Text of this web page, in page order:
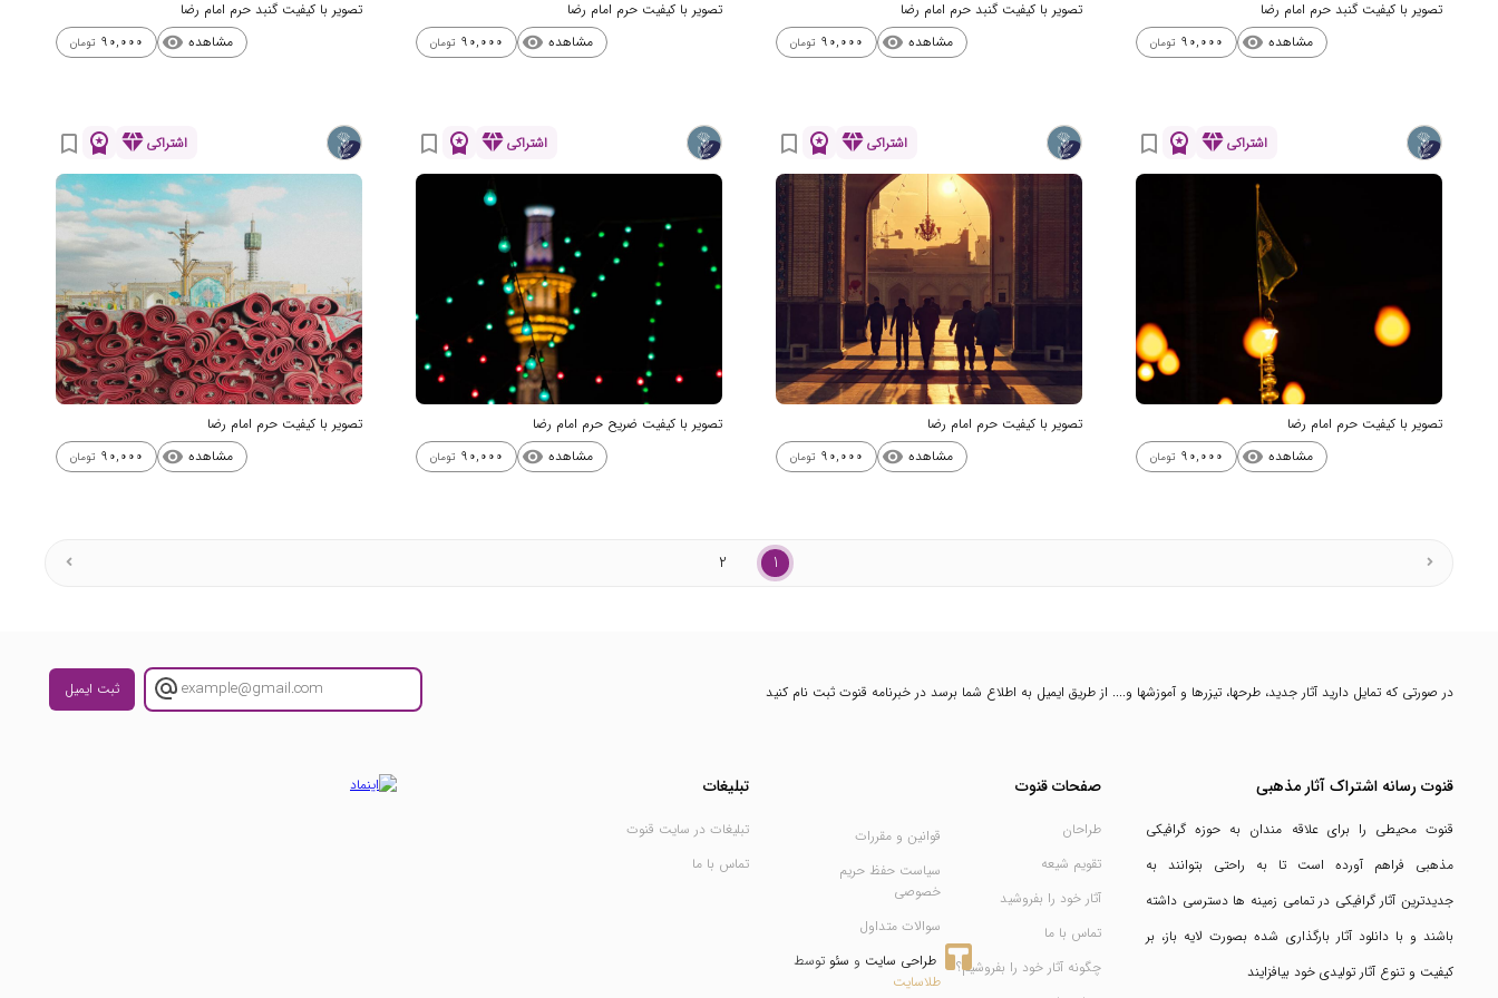
تصویر با کیفیت گنبد حرم امام رضا
مشاهده visibility
90,000 تومان
تصویر با کیفیت گنبد حرم امام رضا
مشاهده visibility
90,000 تومان
تصویر با کیفیت حرم امام رضا
مشاهده visibility
90,000 تومان
تصویر با کیفیت گنبد حرم امام رضا
مشاهده visibility
90,000 تومان
اشتراکیdiamond
workspace_premium
bookmark_border
تصویر با کیفیت حرم امام رضا
مشاهده visibility
90,000 تومان
اشتراکیdiamond
workspace_premium
bookmark_border
تصویر با کیفیت حرم امام رضا
مشاهده visibility
90,000 تومان
اشتراکیdiamond
workspace_premium
bookmark_border
تصویر با کیفیت ضریح حرم امام رضا
مشاهده visibility
90,000 تومان
اشتراکیdiamond
workspace_premium
bookmark_border
تصویر با کیفیت حرم امام رضا
مشاهده visibility
90,000 تومان
1
2
در صورتی که تمایل دارید آثار جدید، طرحها، تیزرها و آموزشها و.... از طریق ایمیل به اطلاع شما برسد در خبرنامه قنوت ثبت نام کنید ثبت ایمیل
قنوت رسانه اشتراک آثار مذهبی
قنوت محیطی را برای علاقه مندان به حوزه گرافیکی
مذهبی فراهم آورده است تا به راحتی بتوانند به
جدیدترین آثار گرافیکی در تمامی زمینه ها دسترسی داشته
باشند و با دانلود آثار بارگذاری شده بصورت لایه باز، بر
کیفیت و تنوع آثار تولیدی خود بیافزایند
صفحات قنوت
طراحان
تقویم شیعه
آثار خود را بفروشید
تماس با ما
چگونه آثار خود را بفروشیم؟
قوانین و مقررات
سیاست حفظ حریم
خصوصی
سوالات متداول
طراحی سایت و سئو توسط
طلاسایت
تبلیغات
تبلیغات در سایت قنوت
تماس با ما